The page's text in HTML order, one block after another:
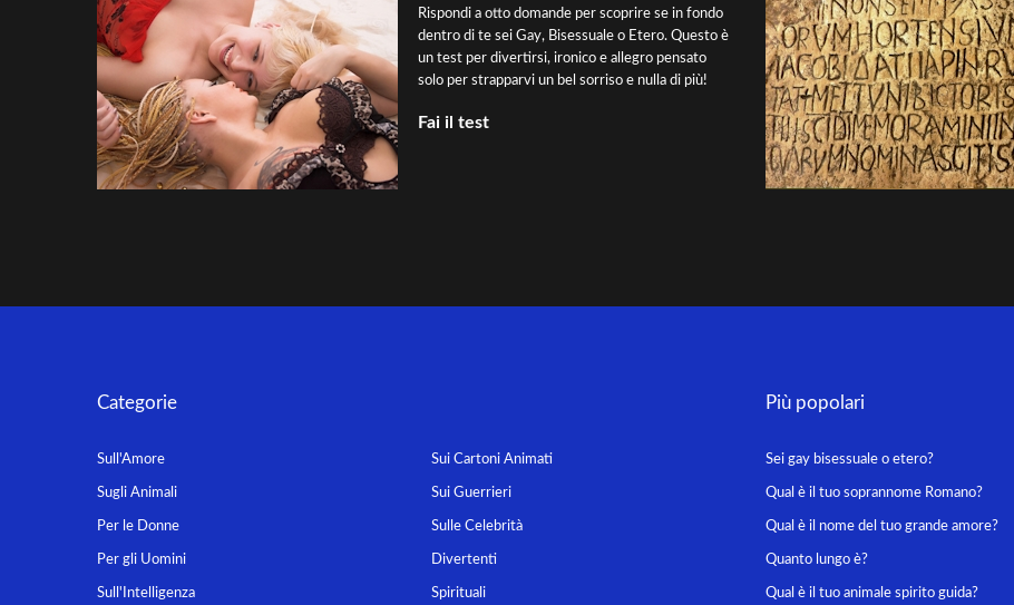
Rispondi a otto domande per scoprire se in fondo
dentro di te sei Gay, Bisessuale o Etero. Questo è
un test per divertirsi, ironico e allegro pensato
solo per strapparvi un bel sorriso e nulla di più!
Fai il test
Categorie
Sull'Amore
Sugli Animali
Per le Donne
Per gli Uomini
Sull'Intelligenza
Sui Cartoni Animati
Sui Guerrieri
Sulle Celebrità
Divertenti
Spirituali
Più popolari
Sei gay bisessuale o etero?
Qual è il tuo soprannome Romano?
Qual è il nome del tuo grande amore?
Quanto lungo è?
Qual è il tuo animale spirito guida?